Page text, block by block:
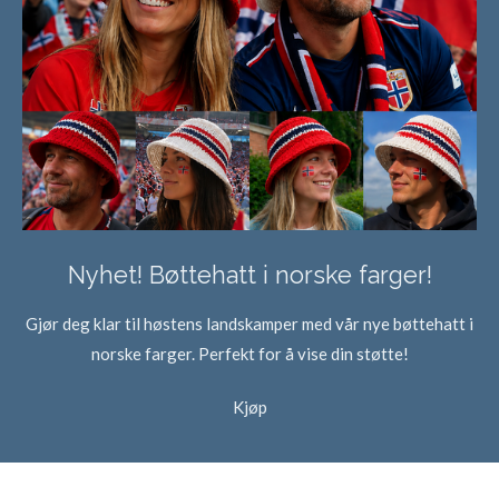
Nyhet! Bøttehatt i norske farger!
Gjør deg klar til høstens landskamper med vår nye bøttehatt i
norske farger. Perfekt for å vise din støtte!
Kjøp